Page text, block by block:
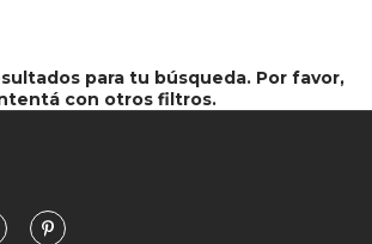
para tu búsqueda. Por favor,
con otros filtros.